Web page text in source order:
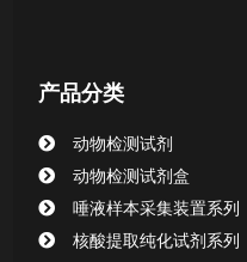
产品分类
动物检测试剂
动物检测试剂盒
唾液样本采集装置系列
核酸提取纯化试剂系列